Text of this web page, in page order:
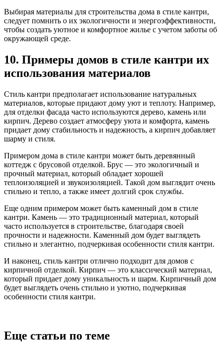
Выбирая материалы для строительства дома в стиле кантри,
следует помнить о их экологичности и энергоэффективности,
чтобы создать уютное и комфортное жилье с учетом заботы об
окружающей среде.
10. Примеры домов в стиле кантри их
использования материалов
Стиль кантри предполагает использование натуральных
материалов, которые придают дому уют и теплоту. Например,
для отделки фасада часто используются дерево, камень или
кирпич. Дерево создает атмосферу уюта и комфорта, камень
придает дому стабильность и надежность, а кирпич добавляет
шарму и стиля.
Примером дома в стиле кантри может быть деревянный
коттедж с брусовой отделкой. Брус — это экологичный и
прочный материал, который обладает хорошей
теплоизоляцией и звукоизоляцией. Такой дом выглядит очень
стильно и тепло, а также имеет долгий срок службы.
Еще одним примером может быть каменный дом в стиле
кантри. Камень — это традиционный материал, который
часто используется в строительстве, благодаря своей
прочности и надежности. Каменный дом будет выглядеть
стильно и элегантно, подчеркивая особенности стиля кантри.
И наконец, стиль кантри отлично подходит для домов с
кирпичной отделкой. Кирпич — это классический материал,
который придает дому уникальность и шарм. Кирпичный дом
будет выглядеть очень стильно и уютно, подчеркивая
особенности стиля кантри.
Еще статьи по теме